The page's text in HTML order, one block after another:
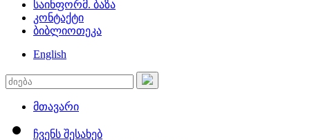
საინფორმ. ბაზა
კონტაქტი
ბიბლიოთეკა
English
მთავარი
ჩვენს შესახებ